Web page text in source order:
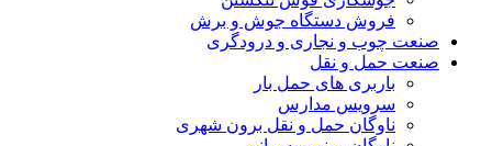
فروش دستگاه جوش و برش
صنعت چوب و نجاری و درودگری
صنعت حمل و نقل
باربری های حمل بار
سرویس مدارس
ناوگان حمل و نقل برون شهری